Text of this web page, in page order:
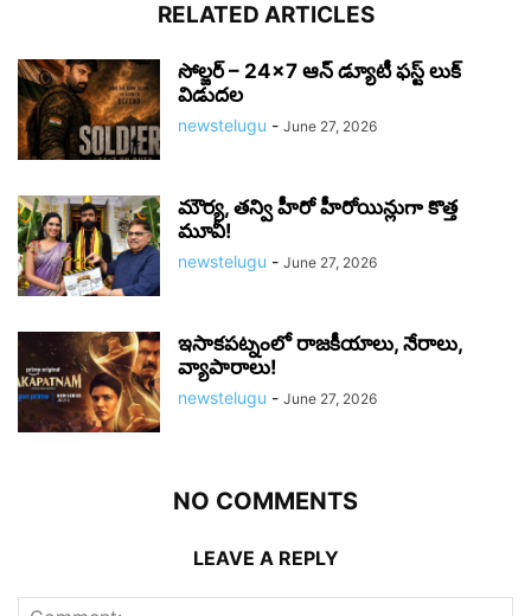
RELATED ARTICLES
సోల్జర్ – 24×7 ఆన్ డ్యూటీ ఫస్ట్ లుక్
విడుదల
newstelugu - June 27, 2026
మౌర్య‌, త‌న్వి హీరో హీరోయిన్లుగా కొత్త
మూవీ!
newstelugu - June 27, 2026
ఇసాకపట్నంలో రాజ‌కీయాలు, నేరాలు,
వ్యాపారాలు!
newstelugu - June 27, 2026
NO COMMENTS
LEAVE A REPLY